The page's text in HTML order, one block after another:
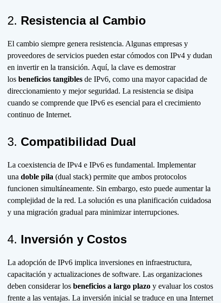
2. Resistencia al Cambio
El cambio siempre genera resistencia. Algunas empresas y
proveedores de servicios pueden estar cómodos con IPv4 y dudan
en invertir en la transición. Aquí, la clave es demostrar
los beneficios tangibles de IPv6, como una mayor capacidad de
direccionamiento y mejor seguridad. La resistencia se disipa
cuando se comprende que IPv6 es esencial para el crecimiento
continuo de Internet.
3. Compatibilidad Dual
La coexistencia de IPv4 e IPv6 es fundamental. Implementar
una doble pila (dual stack) permite que ambos protocolos
funcionen simultáneamente. Sin embargo, esto puede aumentar la
complejidad de la red. La solución es una planificación cuidadosa
y una migración gradual para minimizar interrupciones.
4. Inversión y Costos
La adopción de IPv6 implica inversiones en infraestructura,
capacitación y actualizaciones de software. Las organizaciones
deben considerar los beneficios a largo plazo y evaluar los costos
frente a las ventajas. La inversión inicial se traduce en una Internet